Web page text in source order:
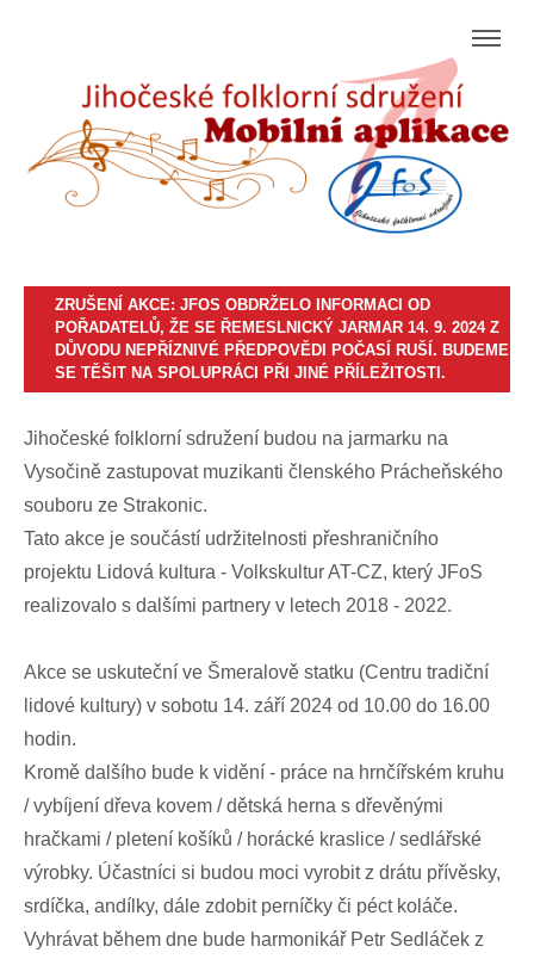
ZRUŠENÍ AKCE: JFOS OBDRŽELO INFORMACI OD
POŘADATELŮ, ŽE SE ŘEMESLNICKÝ JARMAR 14. 9. 2024 Z
DŮVODU NEPŘÍZNIVÉ PŘEDPOVĚDI POČASÍ RUŠÍ. BUDEME
SE TĚŠIT NA SPOLUPRÁCI PŘI JINÉ PŘÍLEŽITOSTI.
Jihočeské folklorní sdružení budou na jarmarku na
Vysočině zastupovat muzikanti členského Prácheňského
souboru ze Strakonic.
Tato akce je součástí udržitelnosti přeshraničního
projektu Lidová kultura - Volkskultur AT-CZ, který JFoS
realizovalo s dalšími partnery v letech 2018 - 2022.
Akce se uskuteční ve Šmeralově statku (Centru tradiční
lidové kultury) v sobotu 14. září 2024 od 10.00 do 16.00
hodin.
Kromě dalšího bude k vidění - práce na hrnčířském kruhu
/ vybíjení dřeva kovem / dětská herna s dřevěnými
hračkami / pletení košíků / horácké kraslice / sedlářské
výrobky. Účastníci si budou moci vyrobit z drátu přívěsky,
srdíčka, andílky, dále zdobit perníčky či péct koláče.
Vyhrávat během dne bude harmonikář Petr Sedláček z